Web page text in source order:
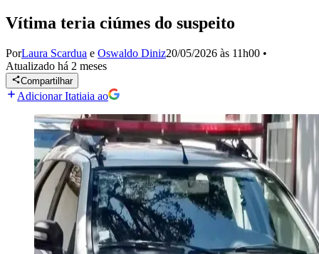
Vítima teria ciúmes do suspeito
PorLaura Scardua e Oswaldo Diniz20/05/2026 às 11h00 •
Atualizado há 2 meses
Compartilhar
Adicionar Itatiaia ao